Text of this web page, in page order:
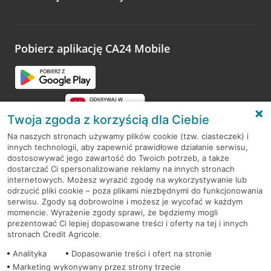
opinie.
Pobierz aplikację CA24 Mobile
RODO
Regulamin serwisu
Mapa serwisu
PolitykaCookies
Twoja zgoda z korzyścią dla Ciebie
Na naszych stronach używamy plików cookie (tzw. ciasteczek) i
innych technologii, aby zapewnić prawidłowe działanie serwisu,
dostosowywać jego zawartość do Twoich potrzeb, a także
dostarczać Ci spersonalizowane reklamy na innych stronach
internetowych. Możesz wyrazić zgodę na wykorzystywanie lub
odrzucić pliki cookie – poza plikami niezbędnymi do funkcjonowania
serwisu. Zgody są dobrowolne i możesz je wycofać w każdym
momencie. Wyrażenie zgody sprawi, że będziemy mogli
prezentować Ci lepiej dopasowane treści i oferty na tej i innych
stronach Credit Agricole.
Analityka
Dopasowanie treści i ofert na stronie
Marketing wykonywany przez strony trzecie